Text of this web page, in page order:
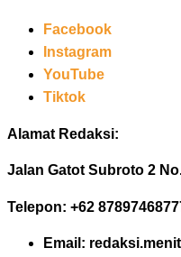
Facebook
Instagram
YouTube
Tiktok
Alamat Redaksi:
Jalan Gatot Subroto 2
Telepon: +62
Email: